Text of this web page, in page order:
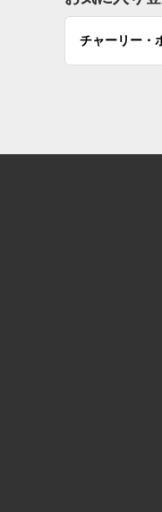
チャーリー・